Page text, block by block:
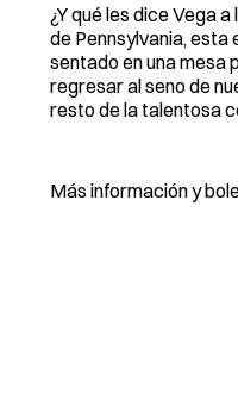
¿Y qué les dice Vega
de Pennsylvania, esta
sentado en una mesa
regresar al seno de
resto de la talentosa
Más información y